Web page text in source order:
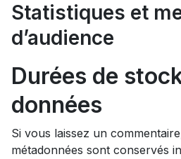
Statistiques et
d’audience
Durées de
données
Si vous laissez un
métadonnées sont conservés